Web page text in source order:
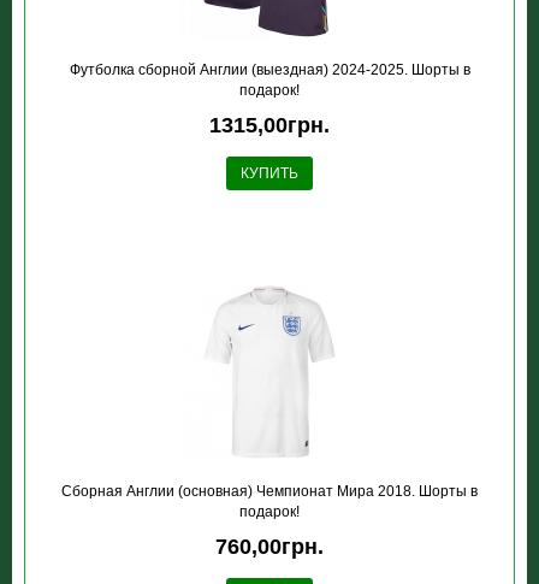
Футболка сборной Англии (выездная) 2024-2025. Шорты в
подарок!
1315,00грн.
КУПИТЬ
Сборная Англии (основная) Чемпионат Мира 2018. Шорты в
подарок!
760,00грн.